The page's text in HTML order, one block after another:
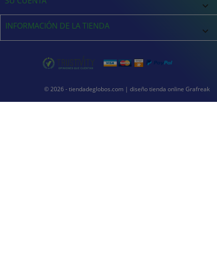

INFORMACIÓN DE LA TIENDA keyboard_arrow_down
© 2026 - tiendadeglobos.com | diseño tienda online Grafreak